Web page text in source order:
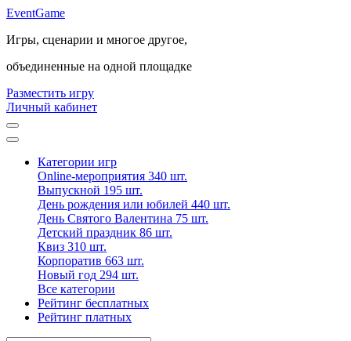
EventGame
Игры, сценарии и многое другое,
объединенные на одной площадке
Разместить игру
Личный кабинет
Категории игр
Online-мероприятия 340 шт.
Выпускной 195 шт.
День рождения или юбилей 440 шт.
День Святого Валентина 75 шт.
Детский праздник 86 шт.
Квиз 310 шт.
Корпоратив 663 шт.
Новый год 294 шт.
Все категории
Рейтинг бесплатных
Рейтинг платных